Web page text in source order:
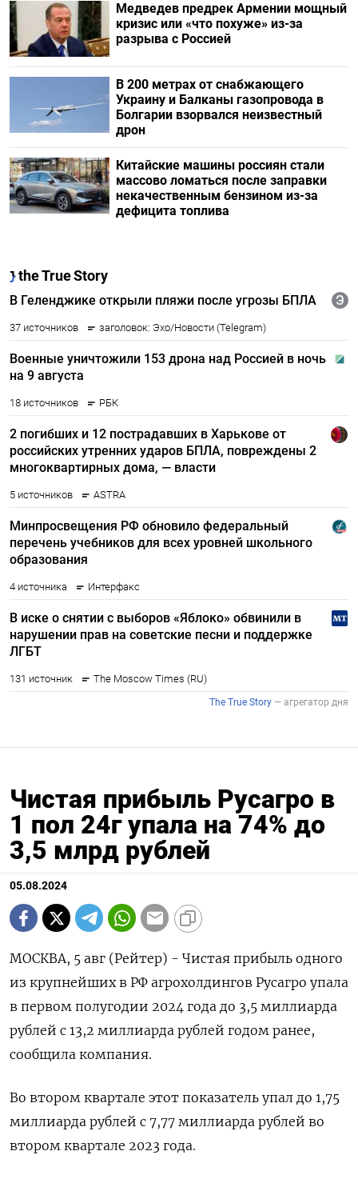
Медведев предрек Армении мощный
кризис или «что похуже» из-за
разрыва с Россией
В 200 метрах от снабжающего
Украину и Балканы газопровода в
Болгарии взорвался неизвестный
дрон
Китайские машины россиян стали
массово ломаться после заправки
некачественным бензином из-за
дефицита топлива
Чистая прибыль Русагро в
1 пол 24г упала на 74% до
3,5 млрд рублей
05.08.2024
МОСКВА, 5 авг (Рейтер) - Чистая прибыль одного
из крупнейших в РФ агрохолдингов Русагро упала
в первом полугодии 2024 года до 3,5 миллиарда
рублей с 13,2 миллиарда рублей годом ранее,
сообщила компания.
Во втором квартале этот показатель упал до 1,75
миллиарда рублей с 7,77 миллиарда рублей во
втором квартале 2023 года.